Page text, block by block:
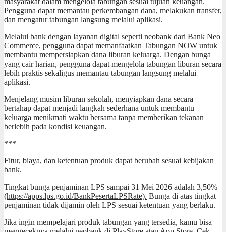
Pengguna dapat memantau perkembangan dana, melakukan transfer,
dan mengatur tabungan langsung melalui aplikasi.
Melalui bank dengan layanan digital seperti neobank dari Bank Neo
Commerce, pengguna dapat memanfaatkan Tabungan NOW untuk
membantu mempersiapkan dana liburan keluarga. Dengan bunga
yang cair harian, pengguna dapat mengelola tabungan liburan secara
lebih praktis sekaligus memantau tabungan langsung melalui
aplikasi.
Menjelang musim liburan sekolah, menyiapkan dana secara
bertahap dapat menjadi langkah sederhana untuk membantu
keluarga menikmati waktu bersama tanpa memberikan tekanan
berlebih pada kondisi keuangan.
***
Fitur, biaya, dan ketentuan produk dapat berubah sesuai kebijakan
bank.
Tingkat bunga penjaminan LPS sampai 31 Mei 2026 adalah 3,50%
(https://apps.lps.go.id/BankPesertaLPSRate). Bunga di atas tingkat
penjaminan tidak dijamin oleh LPS sesuai ketentuan yang berlaku.
Jika ingin mempelajari produk tabungan yang tersedia, kamu bisa